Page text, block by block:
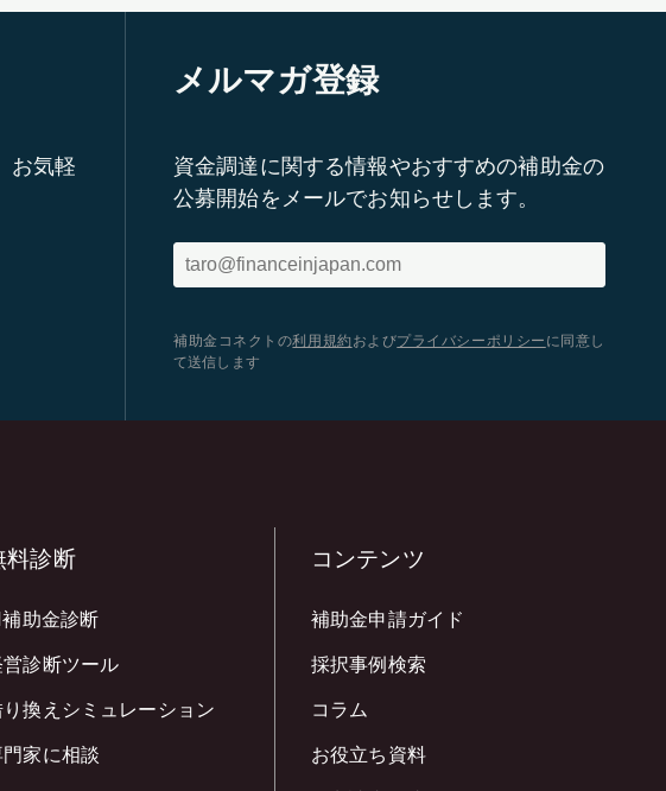
お気軽
メルマガ登録
資金調達に関する情報やおすすめの補助金の
公募開始をメールでお知らせします。
補助金コネクトの利用規約 およびプライバシーポリシー に同意し
て送信します
料診断
助金診断
営診断ツール
り換えシミュレーション
家に相談
コンテンツ
補助金申請ガイド
採択事例検索
コラム
お役立ち資料